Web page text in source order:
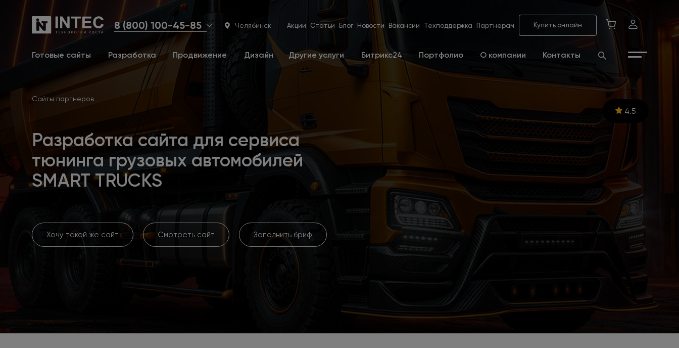
8 (800) 100-45-85 Челябинск Акции Статьи Блог Новости Вакансии Техподдержка Партнерам Купить онлайн
Готовые сайты Разработка Продвижение Дизайн Другие услуги Битрикс24 Портфолио О компании Контакты
Сайты партнеров
Разработка сайта для сервиса
тюнинга грузовых автомобилей
SMART TRUCKS
Хочу такой же сайт Смотреть сайт Заполнить бриф
4.5